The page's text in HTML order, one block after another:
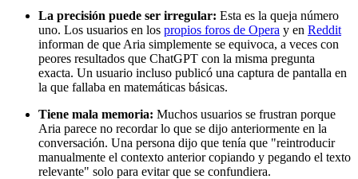
La precisión puede ser irregular: Esta es la queja número
uno. Los usuarios en los propios foros de Opera y en Reddit
informan de que Aria simplemente se equivoca, a veces con
peores resultados que ChatGPT con la misma pregunta
exacta. Un usuario incluso publicó una captura de pantalla en
la que fallaba en matemáticas básicas.
Tiene mala memoria: Muchos usuarios se frustran porque
Aria parece no recordar lo que se dijo anteriormente en la
conversación. Una persona dijo que tenía que "reintroducir
manualmente el contexto anterior copiando y pegando el texto
relevante" solo para evitar que se confundiera.